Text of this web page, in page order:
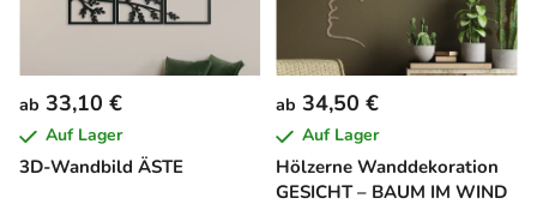
3D-Wandbild ÄSTE
ab 33,10 €
Auf Lager
Hölzerne Wanddekoration
GESICHT – BAUM IM WIND
ab 34,50 €
Auf Lager